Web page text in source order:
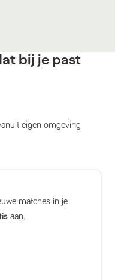
bij je past
eigen omgeving
matches in je
aan.